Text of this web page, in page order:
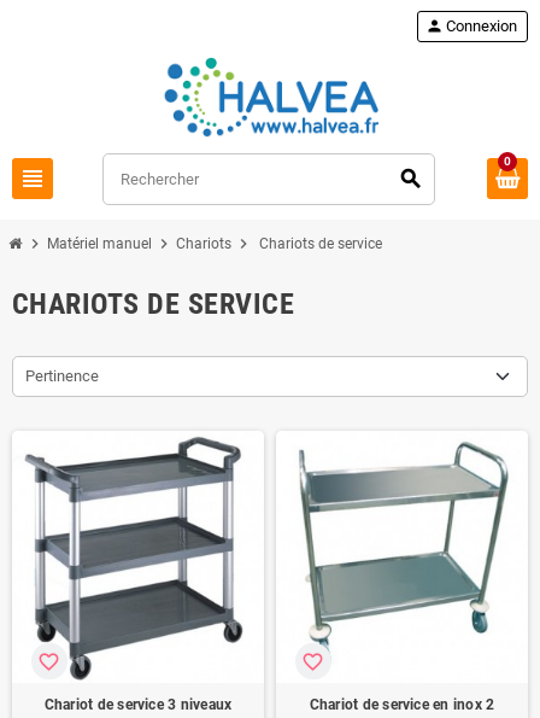
view_headline search
person Connexion
0
chevron_right Matériel manuel chevron_right Chariots chevron_right Chariots de service
CHARIOTS DE SERVICE
Pertinence
Chariot de service 3 niveaux
favorite_border
Chariot de service en inox 2
favorite_border